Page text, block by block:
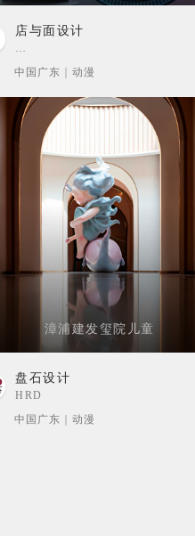
店与面设计
…
中国广东 | 动漫
漳浦建发玺院儿童
盘石设计
HRD
中国广东 | 动漫